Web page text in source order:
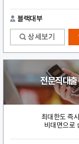
블랙대부
상세보기
전문직대출
최대한도 즉
비대면으로